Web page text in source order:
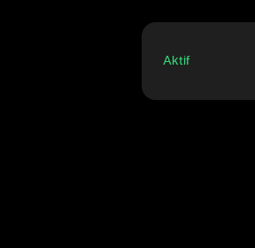
Aktif